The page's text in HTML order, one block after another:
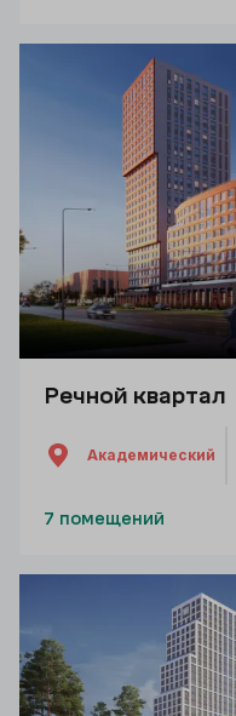
Речной квартал
Академический
7 помещений